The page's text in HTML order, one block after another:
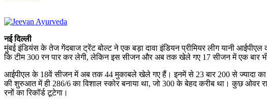
नई दिल्ली
मुंबई इंडियंस के तेज गेंदबाज ट्रेंट बोल्ट ने एक बड़ा दावा इंडियन प्रीमियर लीग यानी
कि टीम 300 रन पार कर लेगी, लेकिन इस सीजन और अब तक खेले गए 17 सीजन में एक बार
आईपीएल के 18वें सीजन में अब तक 44 मुकाबले खेले गए हैं। इनमें से 23 बार 200 से ज्यादा का
की शुरुआत में ही 286/6 का विशाल स्कोर बनाया था, जो 300 के बेहद करीब था। कुछ ओवर
रनों का रिकॉर्ड टूटेगा।